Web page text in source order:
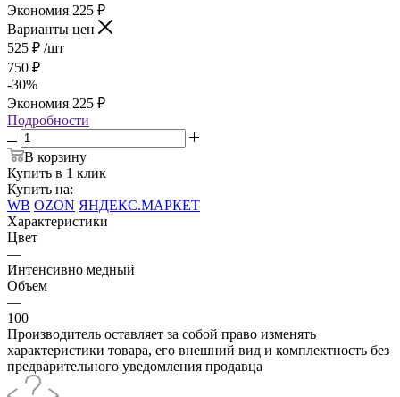
Экономия 225 ₽
Варианты цен
525 ₽ /шт
750 ₽
-30%
Экономия 225 ₽
Подробности
В корзину
Купить в 1 клик
Купить на:
WB OZON ЯНДЕКС.МАРКЕТ
Характеристики
Цвет
—
Интенсивно медный
Объем
—
100
Производитель оставляет за собой право изменять
характеристики товара, его внешний вид и комплектность без
предварительного уведомления продавца